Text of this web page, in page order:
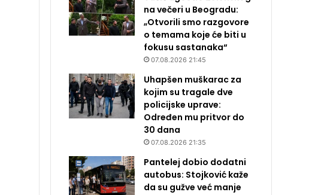
na večeri u Beogradu:
„Otvorili smo razgovore
o temama koje će biti u
fokusu sastanaka“
07.08.2026 21:45
Uhapšen muškarac za
kojim su tragale dve
policijske uprave:
Određen mu pritvor do
30 dana
07.08.2026 21:35
Pantelej dobio dodatni
autobus: Stojković kaže
da su gužve već manje